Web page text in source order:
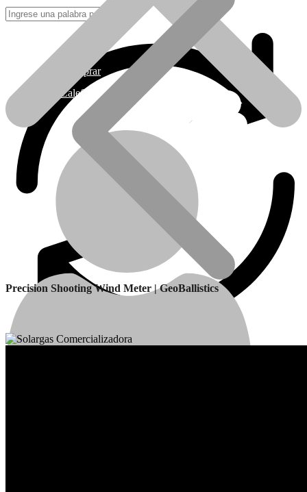
Como Comprar
Calefactores Tiro Natural
Precision Shooting Wind Meter | GeoBallistics